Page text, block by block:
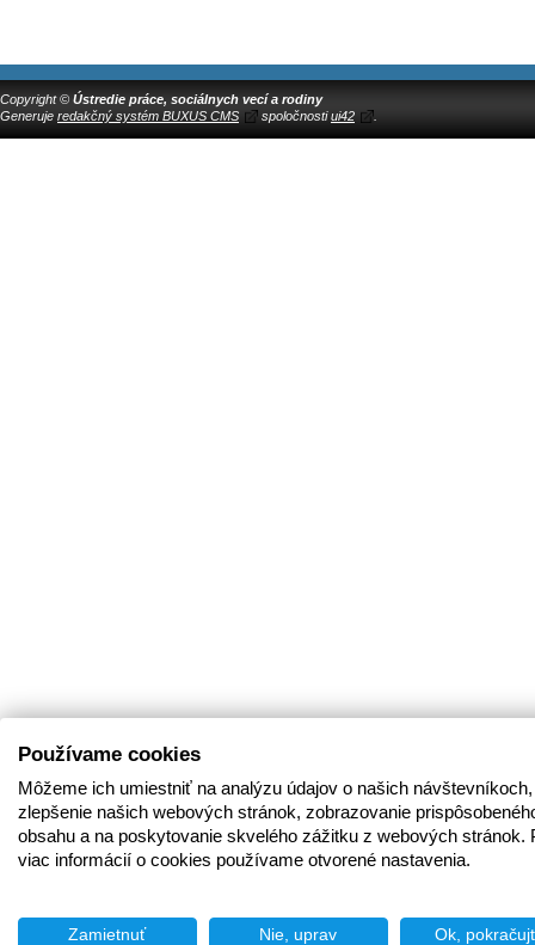
Copyright © Ústredie práce, sociálnych vecí a rodiny
Generuje redakčný systém BUXUS CMS spoločnostiui42
Používame cookies
Môžeme ich umiestniť na analýzu údajov o našich
zlepšenie našich webových stránok, zobrazovanie
obsahu a na poskytovanie skvelého zážitku z webových stránok.
viac informácií o cookies používame otvorené nastavenia.
Zamietnuť Nie, uprav Ok,